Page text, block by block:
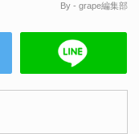
By - grape編集部